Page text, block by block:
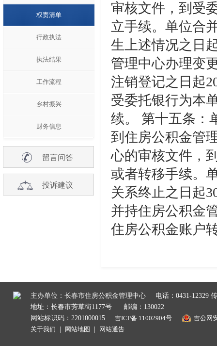
权责清单
行政执法
执法结果
工作流程
乡村振兴
财务信息
留言问答
投诉建议
审核文件，到受
立手续。单位合
生上述情况之日
管理中心办理变
注销登记之日起
受委托银行为本
续。 第十五条：
到住房公积金管
心的审核文件，
或者转移手续。
关系终止之日起
并持住房公积金
住房公积金账户
主办单位：长春市住房公积金管理中心
电话：0431-12329
地址：长春市芳草街1177号
邮编：130022
网站标识码：2201000015
吉ICP备 11002904号
吉公网
关于我们
网站地图 网站通告